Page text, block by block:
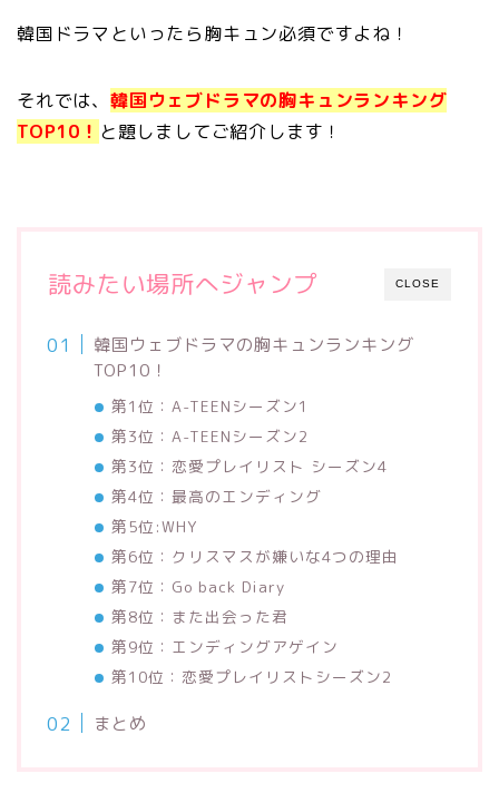
韓国ドラマといったら胸キュン必須ですよね！
それでは、 韓国ウェブドラマの胸キュンランキング
TOP10！ と題しましてご紹介します！
CLOSE
読みたい場所へジャンプ
韓国ウェブドラマの胸キュンランキング
TOP10！
第1位：A-TEENシーズン1
第3位：A-TEENシーズン2
第3位：恋愛プレイリスト シーズン4
第4位：最高のエンディング
第5位:WHY
第6位：クリスマスが嫌いな4つの理由
第7位：Go back Diary
第8位：また出会った君
第9位：エンディングアゲイン
第10位：恋愛プレイリストシーズン2
まとめ